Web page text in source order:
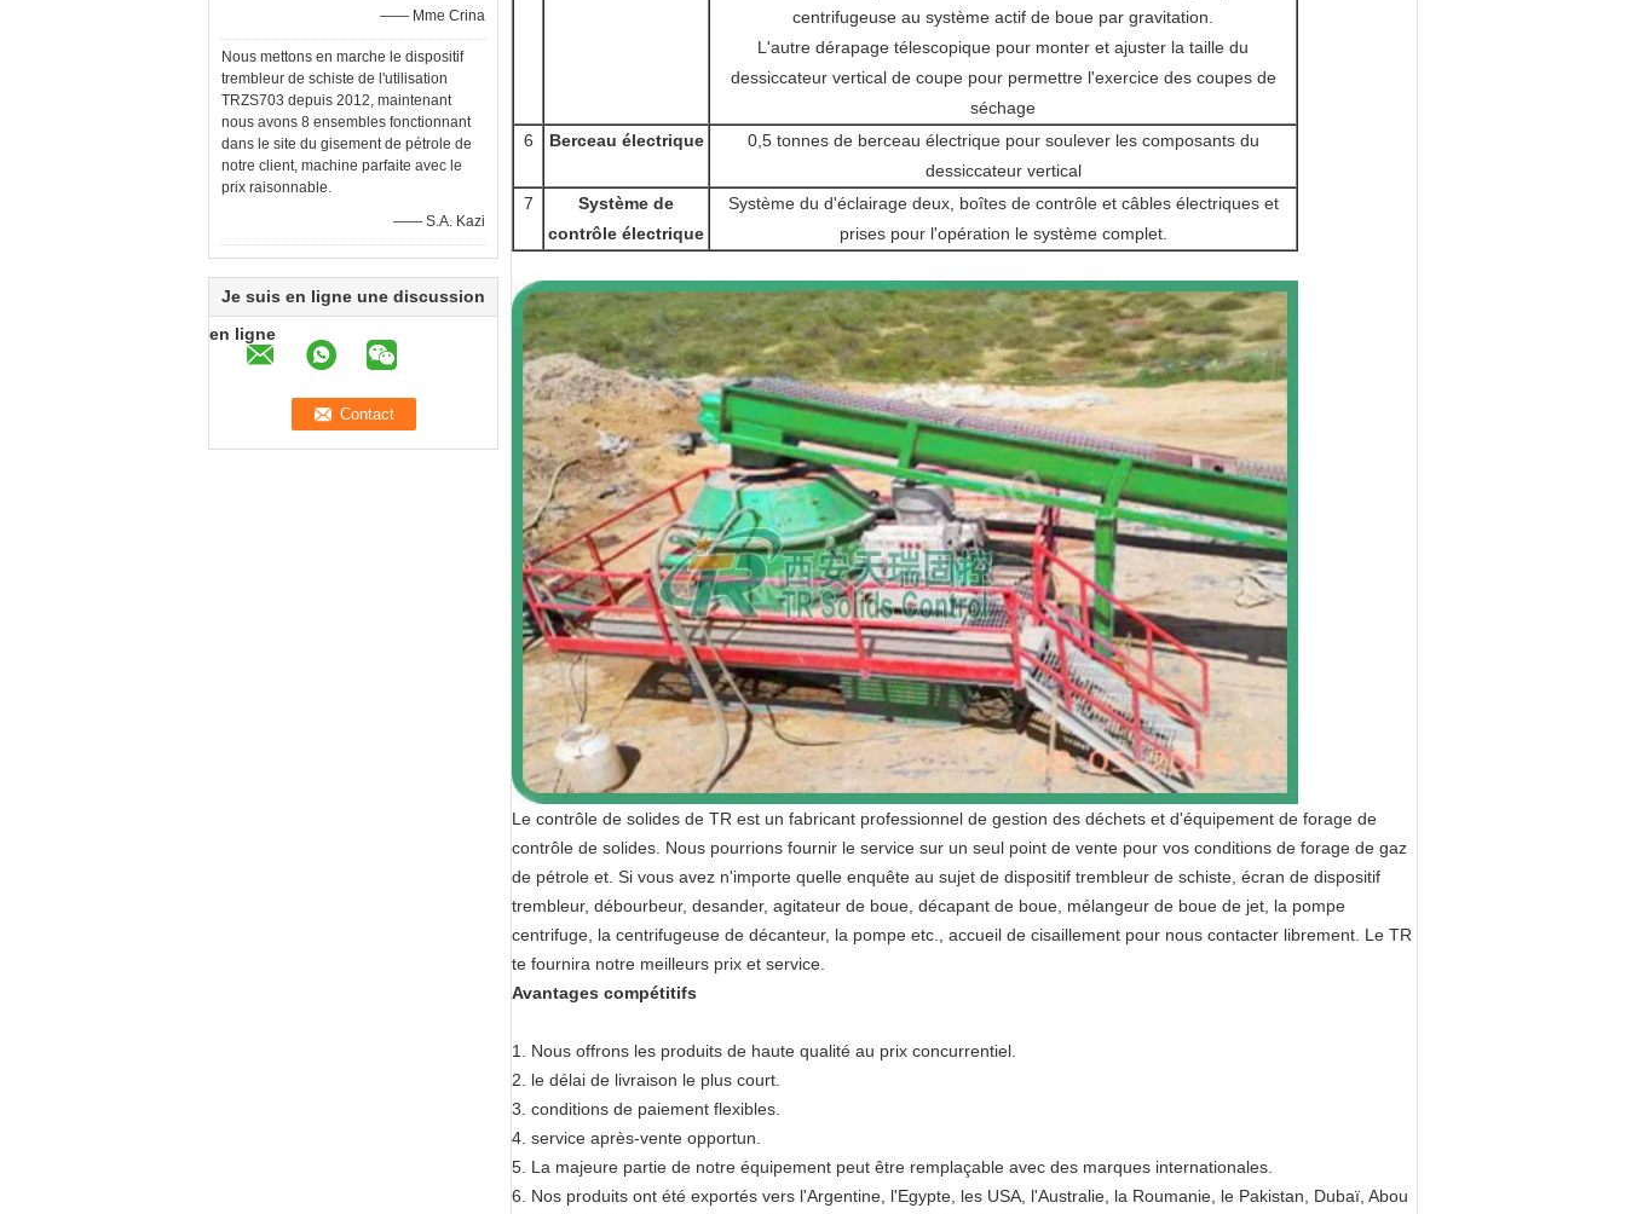
—— Mme Crina
Nous mettons en marche le dispositif
trembleur de schiste de l'utilisation
TRZS703 depuis 2012, maintenant
nous avons 8 ensembles fonctionnant
dans le site du gisement de pétrole de
notre client, machine parfaite avec le
prix raisonnable.
—— S.A. Kazi
Je suis en ligne une discussion
en ligne
centrifugeuse au système actif de boue par gravitation.
L'autre dérapage télescopique pour monter et ajuster la taille du
dessiccateur vertical de coupe pour permettre l'exercice des coupes de
séchage
6
Berceau électrique
0,5 tonnes de berceau électrique pour soulever les composants du
dessiccateur vertical
7
Système de
contrôle électrique
Système du d'éclairage deux, boîtes de contrôle et câbles électriques et
prises pour l'opération le système complet.
Le contrôle de solides de TR est un fabricant professionnel de gestion des déchets et d'équipement de forage de
contrôle de solides. Nous pourrions fournir le service sur un seul point de vente pour vos conditions de forage de gaz
de pétrole et. Si vous avez n'importe quelle enquête au sujet de dispositif trembleur de schiste, écran de dispositif
trembleur, débourbeur, desander, agitateur de boue, décapant de boue, mélangeur de boue de jet, la pompe
centrifuge, la centrifugeuse de décanteur, la pompe etc., accueil de cisaillement pour nous contacter librement. Le TR
te fournira notre meilleurs prix et service.
Avantages compétitifs
1. Nous offrons les produits de haute qualité au prix concurrentiel.
2. le délai de livraison le plus court.
3. conditions de paiement flexibles.
4. service après-vente opportun.
5. La majeure partie de notre équipement peut être remplaçable avec des marques internationales.
6. Nos produits ont été exportés vers l'Argentine, l'Egypte, les USA, l'Australie, la Roumanie, le Pakistan, Dubaï, Abou